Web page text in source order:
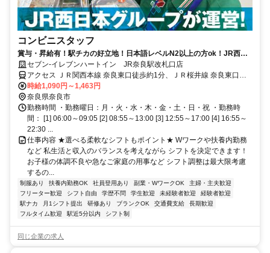
コンビニスタッフ
賞与・昇給有！駅チカの好立地！日本語レベルN2以上の方ok！JR西日
本グループ会社運営で安定度抜群！
セブン-イレブンハートイン JR奈良駅改札口店
アクセス ＪＲ関西本線 奈良東口徒歩約1分、ＪＲ桜井線 奈良東口徒
歩約1分、ＪＲ関西本線〔大和路線〕 奈良東口徒歩約1分
時給1,090円～1,463円
奈良県奈良市
勤務時間 ・勤務曜日：月・火・水・木・金・土・日・祝 ・勤務時
間： [1] 06:00～09:05 [2] 08:55～13:00 [3] 12:55～17:00 [4] 16:55～
22:30 ...
仕事内容 ★選べる柔軟なシフトもポイント★ Wワークや扶養内勤務
など 私生活と収入のバランスを考えながら シフトを決定できます！
お子様の体調不良や急なご家庭の用事など シフト調整は最大限考慮
するの...
制服あり 扶養内勤務OK 社員登用あり 副業・WワークOK
主婦・主夫歓迎
フリーター歓迎
シフト自由 学歴不問 学生歓迎 未経験者歓迎
経験者歓迎
駅ナカ
月1シフト提出 研修あり ブランクOK 交通費支給
長期歓迎
フルタイム歓迎
駅近5分以内 シフト制
同じ企業の求人